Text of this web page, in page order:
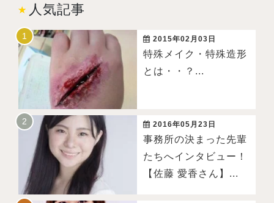
人気記事
2015年02月03日
特殊メイク・特殊造形
とは・・？...
2016年05月23日
事務所の決まった先輩
たちへインタビュー！
【佐藤 愛香さん】...